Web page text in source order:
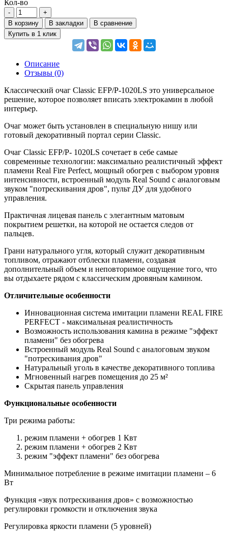
Кол-во
В корзину В закладки
В сравнение
Купить в 1 клик
Описание
Отзывы (0)
Классический очаг Classic EFP/P-1020LS это универсальное
решение, которое позволяет вписать электрокамин в любой
интерьер.
Очаг может быть установлен в специальную нишу или
готовый декоративный портал серии Classic.
Очаг Classic EFP/P- 1020LS сочетает в себе самые
современные технологии: максимально реалистичный эффект
пламени Real Fire Perfect, мощный обогрев с выбором уровня
интенсивности, встроенный модуль Real Sound с аналоговым
звуком "потрескивания дров", пульт ДУ для удобного
управления.
Практичная лицевая панель с элегантным матовым
покрытием решетки, на которой не остается следов от
пальцев.
Грани натурального угля, который служит декоративным
топливом, отражают отблески пламени, создавая
дополнительный объем и неповторимое ощущение того, что
вы отдыхаете рядом с классическим дровяным камином.
Отличительные особенности
Инновационная система имитации пламени REAL FIRE
PERFECT - максимальная реалистичность
Возможность использования камина в режиме "эффект
пламени" без обогрева
Встроенный модуль Real Sound с аналоговым звуком
"потрескивания дров"
Натуральный уголь в качестве декоративного топлива
Мгновенный нагрев помещения до 25 м²
Скрытая панель управления
Функциональные особенности
Три режима работы:
режим пламени + обогрев 1 Квт
режим пламени + обогрев 2 Квт
режим "эффект пламени" без обогрева
Минимальное потребление в режиме имитации пламени – 6
Вт
Функция «звук потрескивания дров» с возможностью
регулировки громкости и отключения звука
Регулировка яркости пламени (5 уровней)